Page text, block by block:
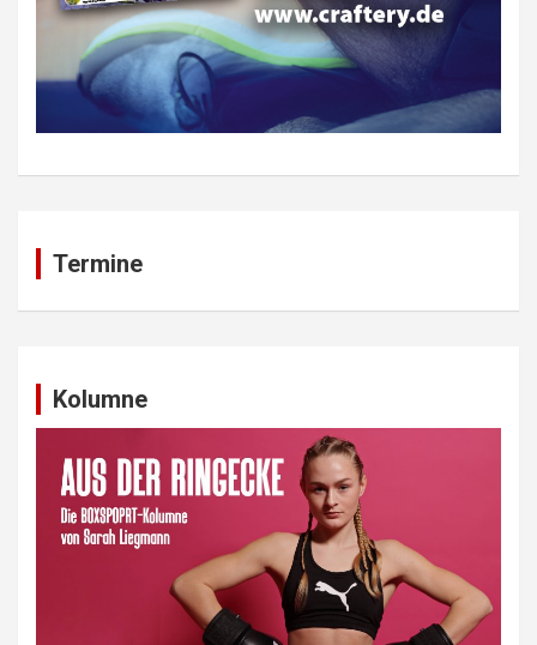
Termine
Kolumne